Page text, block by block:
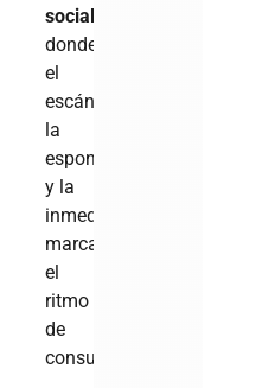
sociales
donde
el
escándalo,
la
espontaneidad
y la
inmediatez
marcan
el
ritmo
de
consumo.